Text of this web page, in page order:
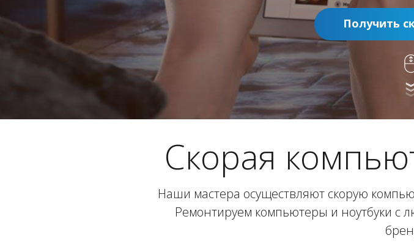
Получить
Скорая
Наши мастера осуществляют скорую
Ремонтируем компьютеры и ноутбуки